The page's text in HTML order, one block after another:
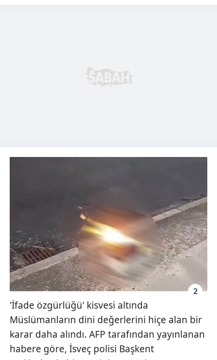
2
'İfade özgürlüğü' kisvesi altında
Müslümanların dini değerlerini hiçe alan bir
karar daha alındı. AFP tarafından yayınlanan
habere göre, İsveç polisi Başkent